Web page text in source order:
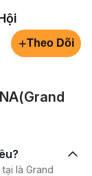
+Theo Dõi
là Grand